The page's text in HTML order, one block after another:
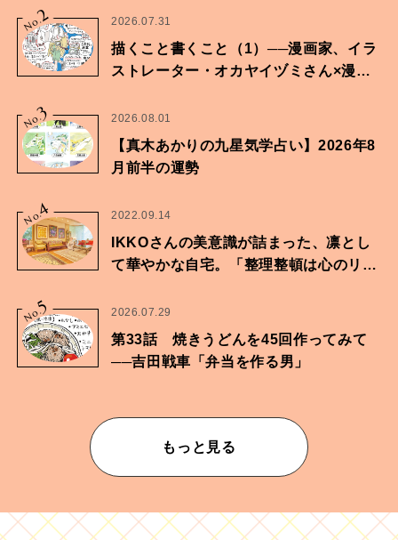
No.2 2026.07.31
描くこと書くこと（1）──漫画家、イラ
ストレーター・オカヤイヅミさん×漫画
No.
3 2026.08.01
【真木あかりの九星気学占い】2026年8
月前半の運勢
No.
4 2022.09.14
IKKOさんの美意識が詰まった、凛とし
て華やかな自宅。「整理整頓は心のリズ
No.
5 2026.07.29
第33話 焼きうどんを45回作ってみて
──吉田戦車「弁当を作る男」
もっと見る